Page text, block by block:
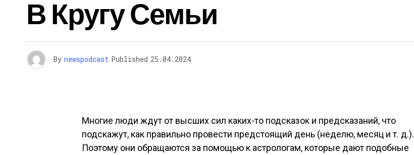
В Кругу Семьи
By newspodcast Published 25.04.2024
Многие люди ждут от высших сил каких-то подсказок и предсказаний, что
подскажут, как правильно провести предстоящий день (неделю, месяц и т. д.).
Поэтому они обращаются за помощью к астрологам, которые дают подобные